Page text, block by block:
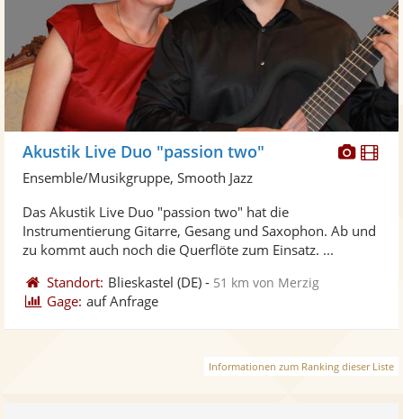
Akustik Live Duo "passion two"
Ensemble/Musikgruppe, Smooth Jazz
Das Akustik Live Duo "passion two" hat die
Instrumentierung Gitarre, Gesang und Saxophon. Ab und
zu kommt auch noch die Querflöte zum Einsatz. ...
Standort: Blieskastel (DE) - 51 km von Merzig
Gage: auf Anfrage
Informationen zum Ranking dieser Liste